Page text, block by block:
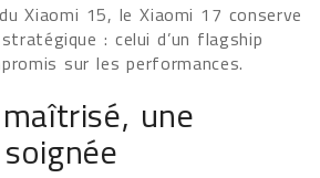
Xiaomi 15, le Xiaomi 17 conserve
: celui d’un flagship
sur les performances.
une